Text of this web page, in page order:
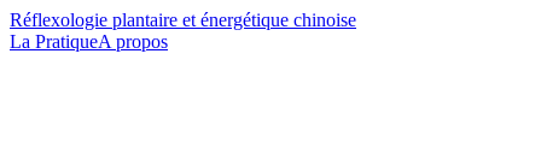
Réflexologie plantaire et énergétique chinoise
La PratiqueA propos